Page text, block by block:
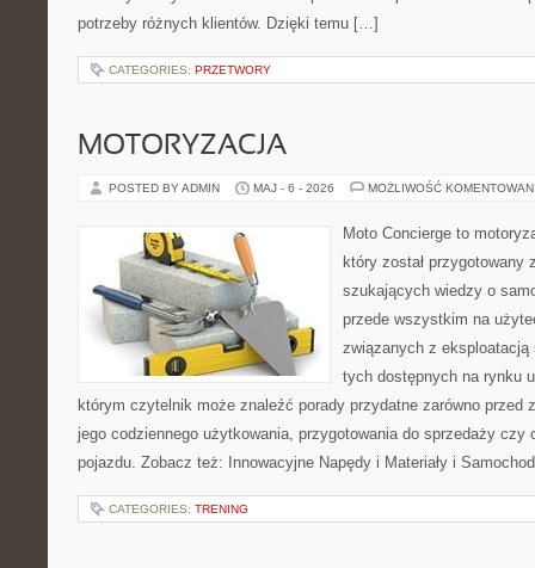
potrzeby różnych klientów. Dzięki temu […]
CATEGORIES: PRZETWORY
MOTORYZACJA
POSTED BY ADMIN MAJ - 6 - 2026 MOŻLIWOŚĆ
Moto Concierge to
który został przygotowany
szukających wiedzy o
przede wszystkim na
związanych z eksploatacją
tych dostępnych na rynku
którym czytelnik może znaleźć porady przydatne zarówno przed
jego codziennego użytkowania, przygotowania do sprzedaży czy
pojazdu. Zobacz też: Innowacyjne Napędy i Materiały i
CATEGORIES: TRENING